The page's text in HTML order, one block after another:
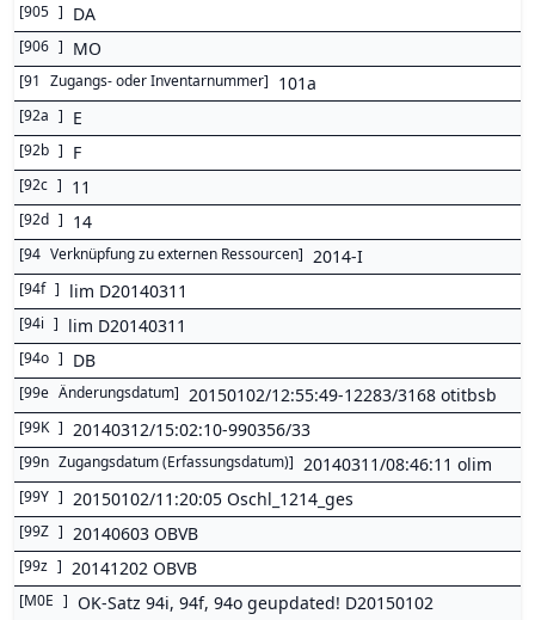
[905 ] DA
[906 ] MO
[91 Zugangs- oder Inventarnummer] 101a
[92a ] E
[92b ] F
[92c ] 11
[92d ] 14
[94 Verknüpfung zu externen Ressourcen] 2014-I
[94f ] lim D20140311
[94i ] lim D20140311
[94o ] DB
[99e Änderungsdatum] 20150102/12:55:49-12283/3168 otitbsb
[99K ] 20140312/15:02:10-990356/33
[99n Zugangsdatum (Erfassungsdatum)] 20140311/08:46:11 olim
[99Y ] 20150102/11:20:05 Oschl_1214_ges
[99Z ] 20140603 OBVB
[99z ] 20141202 OBVB
[M0E ] OK-Satz 94i, 94f, 94o geupdated! D20150102